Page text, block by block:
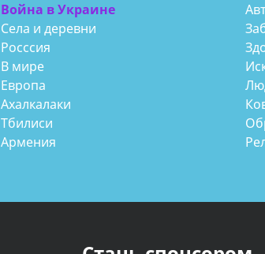
Война в Украине
Села и деревни
Росссия
В мире
Европа
Ахалкалаки
Тбилиси
Армения